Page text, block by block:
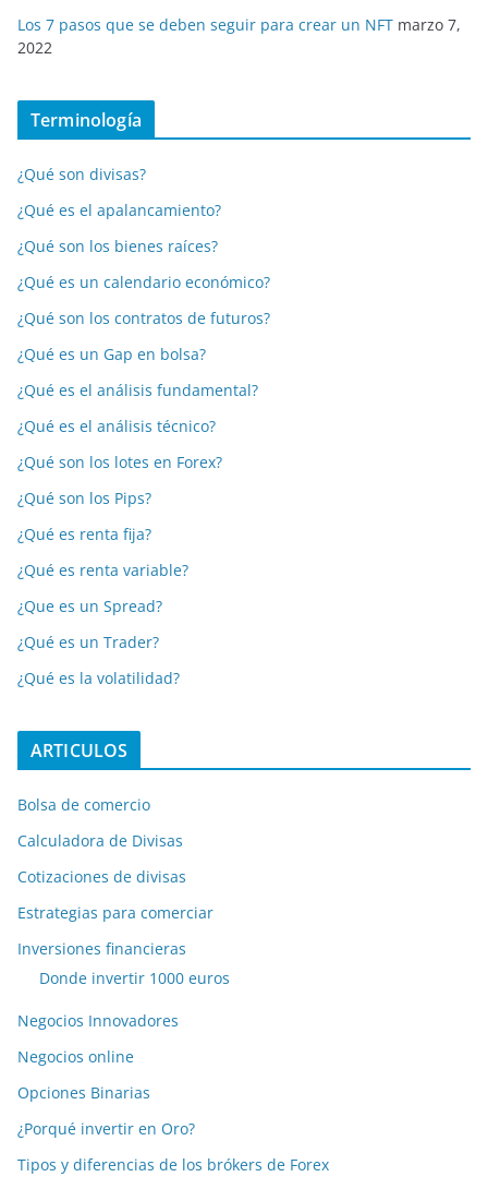
Los 7 pasos que se deben seguir para crear un NFT marzo 7,
2022
Terminología
¿Qué son divisas?
¿Qué es el apalancamiento?
¿Qué son los bienes raíces?
¿Qué es un calendario económico?
¿Qué son los contratos de futuros?
¿Qué es un Gap en bolsa?
¿Qué es el análisis fundamental?
¿Qué es el análisis técnico?
¿Qué son los lotes en Forex?
¿Qué son los Pips?
¿Qué es renta fija?
¿Qué es renta variable?
¿Que es un Spread?
¿Qué es un Trader?
¿Qué es la volatilidad?
ARTICULOS
Bolsa de comercio
Calculadora de Divisas
Cotizaciones de divisas
Estrategias para comerciar
Inversiones financieras
Donde invertir 1000 euros
Negocios Innovadores
Negocios online
Opciones Binarias
¿Porqué invertir en Oro?
Tipos y diferencias de los brókers de Forex